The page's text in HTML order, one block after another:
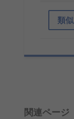
類
関連ページ